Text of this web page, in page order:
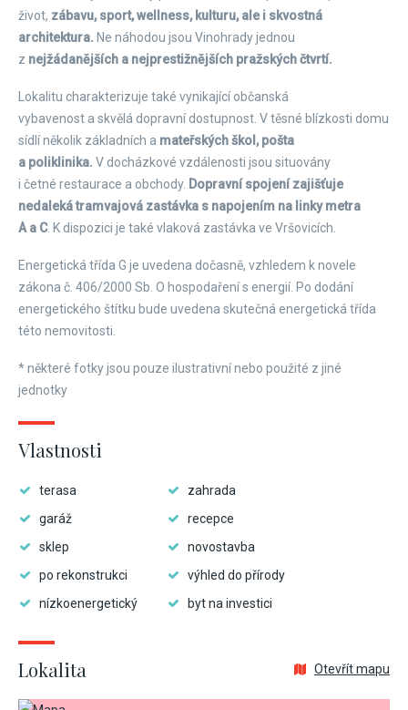
život, zábavu, sport, wellness, kulturu, ale i skvostná
architektura. Ne náhodou jsou Vinohrady jednou
z nejžádanějších a nejprestižnějších pražských čtvrtí.
Lokalitu charakterizuje také vynikající občanská
vybavenost a skvělá dopravní dostupnost. V těsné blízkosti domu
sídlí několik základních a mateřských škol, pošta
a poliklinika. V docházkové vzdálenosti jsou situovány
i četné restaurace a obchody. Dopravní spojení zajišťuje
nedaleká tramvajová zastávka s napojením na linky metra
A a C. K dispozici je také vlaková zastávka ve Vršovicích.
Energetická třída G je uvedena dočasně, vzhledem k novele
zákona č. 406/2000 Sb. O hospodaření s energií. Po dodání
energetického štítku bude uvedena skutečná energetická třída
této nemovitosti.
* některé fotky jsou pouze ilustrativní nebo použité z jiné
jednotky
Vlastnosti
terasa
zahrada
garáž
recepce
sklep
novostavba
po rekonstrukci
výhled do přírody
nízkoenergetický
byt na investici
Lokalita Otevřít mapu